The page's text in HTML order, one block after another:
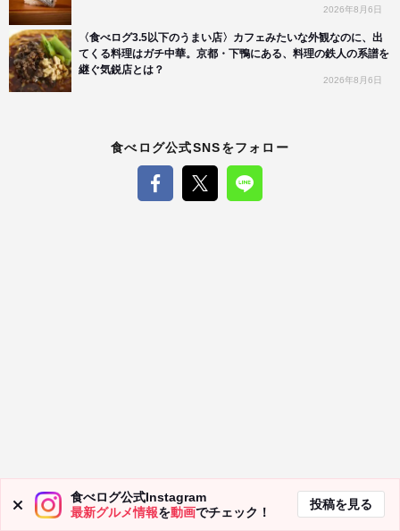
2026年8月6日
〈食べログ3.5以下のうまい店〉カフェみたいな外観なのに、出
てくる料理はガチ中華。京都・下鴨にある、料理の鉄人の系譜を
継ぐ気鋭店とは？
2026年8月6日
食べログ公式SNSをフォロー
食べログマガジンとは
食べログ公式Instagram
最新グルメ情報を動画でチェック！
投稿を見る